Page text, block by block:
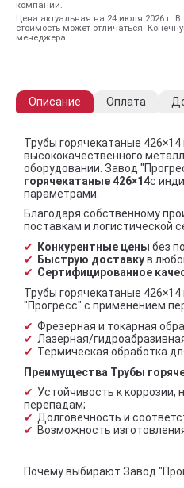
компании.
Цена актуальная на 24 июля 2026 г.
стоимость может отличаться.
менеджера.
Описание Оплата
Трубы горячекатаные 426×14
высококачественного
оборудовании. Завод
горячекатаные 426×14с
параметрами.
Благодаря собственному
поставкам и логистической
Конкурентные цены без
Быструю доставкув
Сертифицированное
Трубы горячекатаные
"Прогресс" с применением
Фрезерная и токарная
Лазерная/
Термическая обработка
Преимущества Трубы
Устойчивость к коррозии,
перепадам;
Долговечность и
Возможность
Почему выбирают Завод